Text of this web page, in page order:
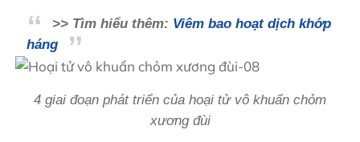
>> Tìm hiểu thêm: Viêm bao hoạt dịch khớp
háng
4 giai đoạn phát triển của hoại tử vô khuẩn chỏm
xương đùi